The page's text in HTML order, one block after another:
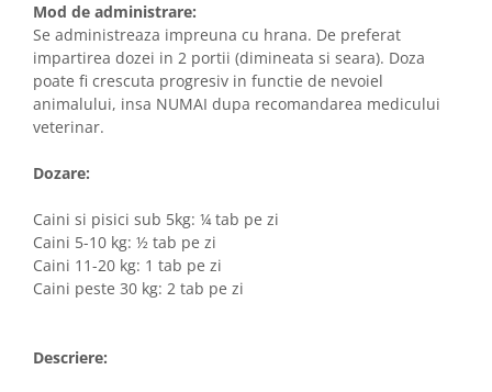
Mod de administrare:
Se administreaza impreuna cu hrana. De preferat
impartirea dozei in 2 portii (dimineata si seara). Doza
poate fi crescuta progresiv in functie de nevoiel
animalului, insa NUMAI dupa recomandarea medicului
veterinar.
Dozare:
Caini si pisici sub 5kg: ¼ tab pe zi
Caini 5-10 kg: ½ tab pe zi
Caini 11-20 kg: 1 tab pe zi
Caini peste 30 kg: 2 tab pe zi
Descriere: